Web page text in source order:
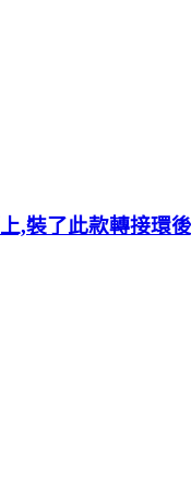
,裝了此款轉接環